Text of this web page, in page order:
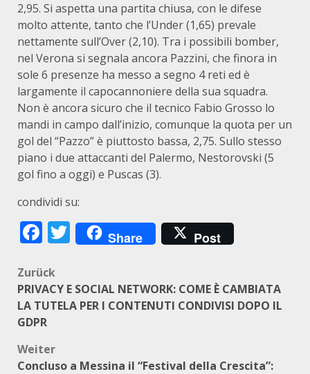
2,95. Si aspetta una partita chiusa, con le difese
molto attente, tanto che l’Under (1,65) prevale
nettamente sull’Over (2,10). Tra i possibili bomber,
nel Verona si segnala ancora Pazzini, che finora in
sole 6 presenze ha messo a segno 4 reti ed è
largamente il capocannoniere della sua squadra.
Non è ancora sicuro che il tecnico Fabio Grosso lo
mandi in campo dall’inizio, comunque la quota per un
gol del “Pazzo” è piuttosto bassa, 2,75. Sullo stesso
piano i due attaccanti del Palermo, Nestorovski (5
gol fino a oggi) e Puscas (3).
condividi su:
Facebook
Twitter
Share Post
Beitragsnavigation
Zurück
PRIVACY E SOCIAL NETWORK: COME È CAMBIATA
LA TUTELA PER I CONTENUTI CONDIVISI DOPO IL
GDPR
Weiter
Concluso a Messina il “Festival della Crescita”: